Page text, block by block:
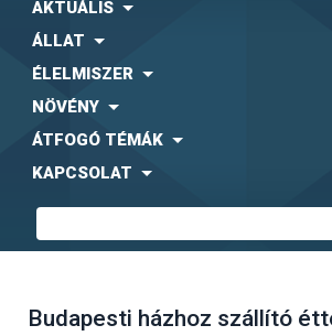
AKTUÁLIS
ÁLLAT
ÉLELMISZER
NÖVÉNY
ÁTFOGÓ TÉMÁK
KAPCSOLAT
Budapesti házhoz szállító